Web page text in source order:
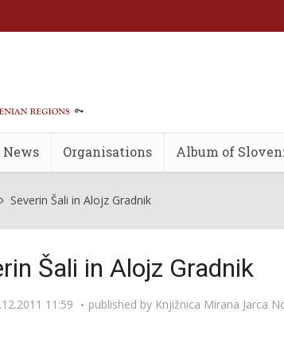
News Organisations Album of
Severin Šali in Alojz Gradnik
Šali in Alojz Gradnik
11:59 published by Knjižnica Mirana Jarca